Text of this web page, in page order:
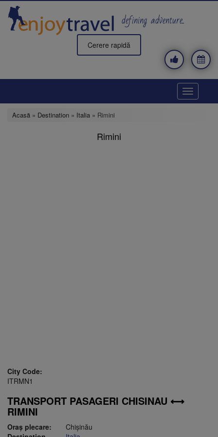
Mergi
conţinutul
principal
defining adventure..
Cerere rapidă
Toggle
Acasă » Destination » Italia » Rimini
Rimini
City Code:
ITRMN1
TRANSPORT PASAGERI CHISINAU ⟷
RIMINI
Oraş plecare:
Chişinău